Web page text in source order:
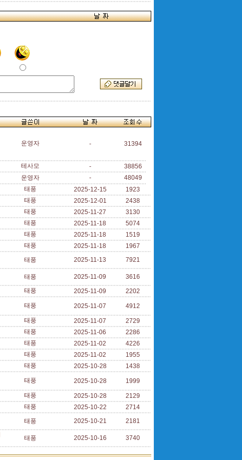
운영자 - 31394
테사모 -
38856
운영자 -
48049
태풍 2025-12-15
1923
태풍 2025-12-01
2438
태풍 2025-11-27
3130
태풍 2025-11-18
5074
태풍 2025-11-18
1519
태풍 2025-11-18
1967
태풍 2025-11-13 7921
태풍 2025-11-09
3616
태풍 2025-11-09 2202
태풍 2025-11-07 4912
태풍 2025-11-07
2729
태풍 2025-11-06
2286
태풍 2025-11-02
4226
태풍 2025-11-02
1955
태풍 2025-10-28 1438
태풍 2025-10-28 1999
태풍 2025-10-28
2129
태풍 2025-10-22
2714
태풍 2025-10-21 2181
태풍 2025-10-16 3740